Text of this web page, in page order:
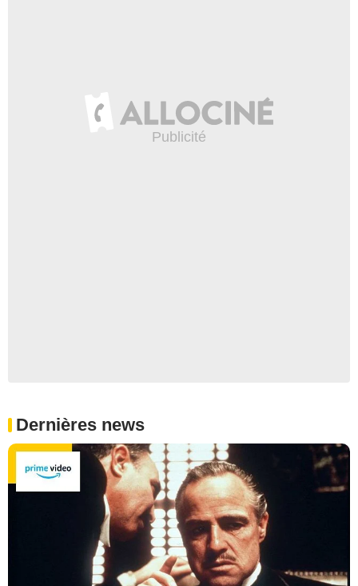
Dernières news